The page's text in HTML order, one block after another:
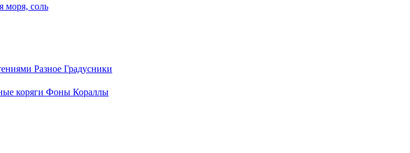
моря, соль
Разное Градусники
коряги Фоны Кораллы